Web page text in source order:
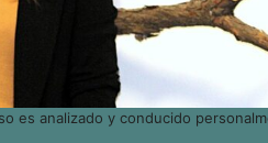
es analizado y conducido